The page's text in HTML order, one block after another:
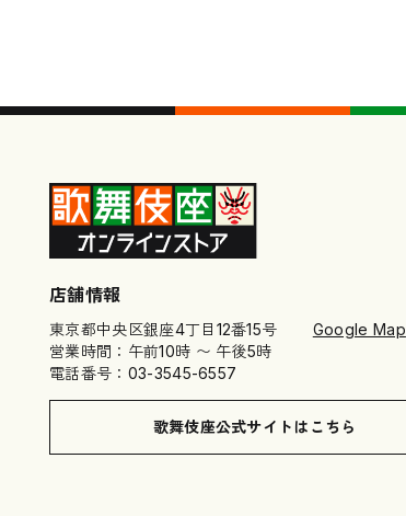
店舗情報
東京都中央区銀座4丁目12番15号
Google Map
営業時間：午前10時 〜 午後5時
電話番号：03-3545-6557
歌舞伎座公式サイトはこちら